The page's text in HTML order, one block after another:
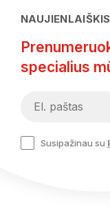
NAUJIENLAIŠKIS
specialius
Susipažinau su